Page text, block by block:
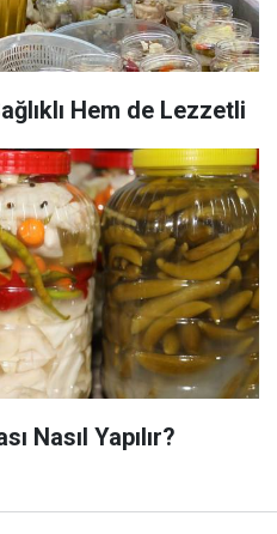
Hem de Lezzetli
Nasıl Yapılır?